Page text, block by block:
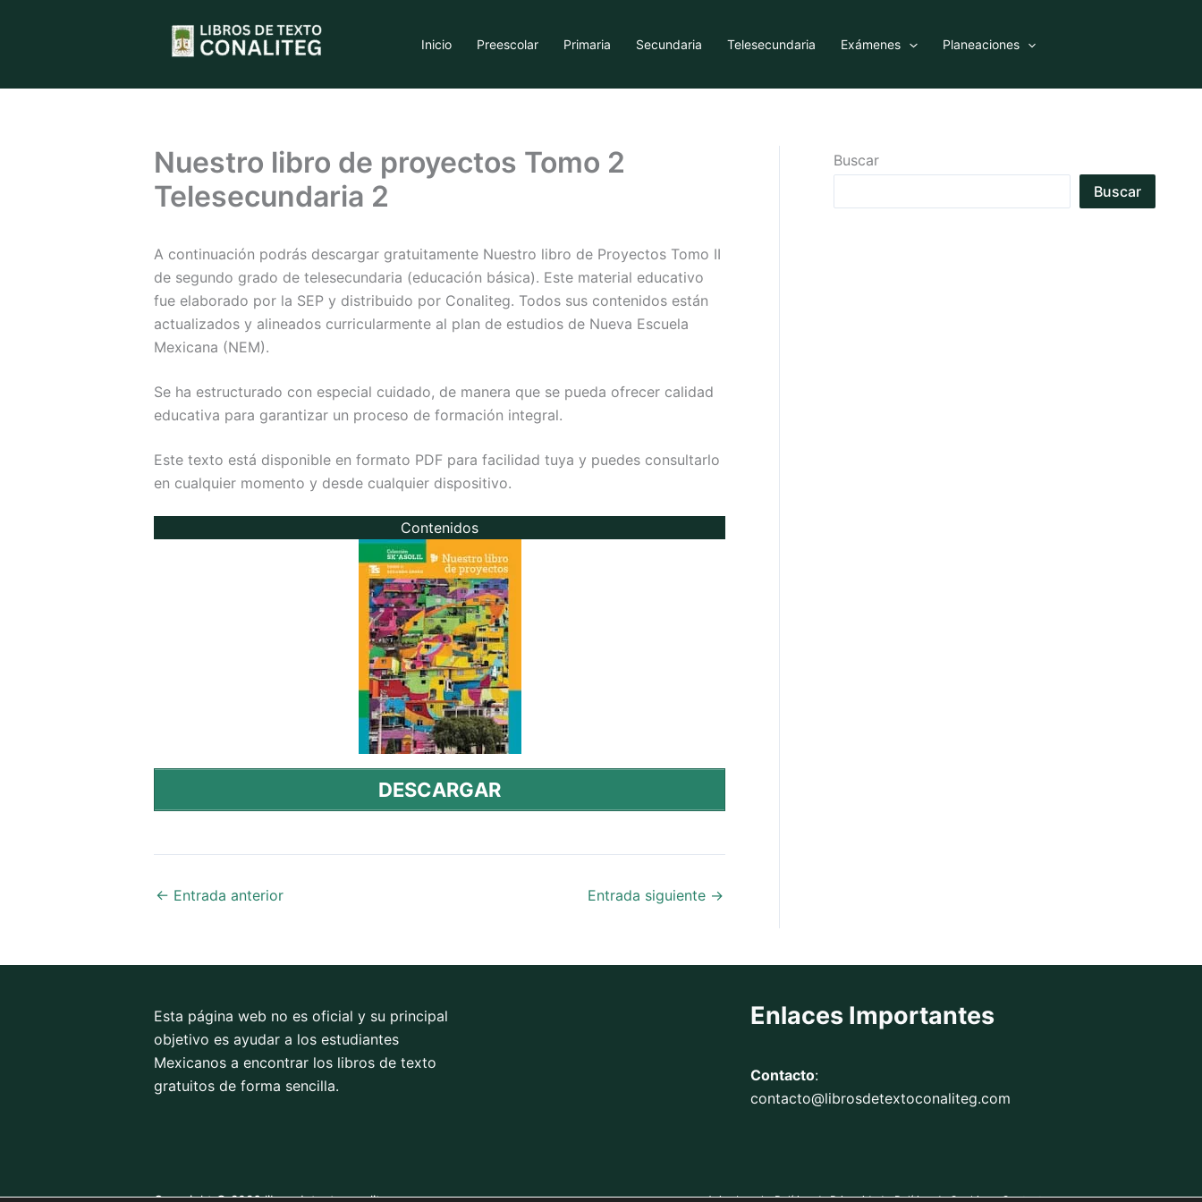
Inicio Preescolar Primaria Secundaria Telesecundaria Exámenes Planeaciones
Nuestro libro de proyectos Tomo 2
Telesecundaria 2
A continuación podrás descargar gratuitamente Nuestro libro de Proyectos Tomo II
de segundo grado de telesecundaria (educación básica). Este material educativo
fue elaborado por la SEP y distribuido por Conaliteg. Todos sus contenidos están
actualizados y alineados curricularmente al plan de estudios de Nueva Escuela
Mexicana (NEM).
Se ha estructurado con especial cuidado, de manera que se pueda ofrecer calidad
educativa para garantizar un proceso de formación integral.
Este texto está disponible en formato PDF para facilidad tuya y puedes consultarlo
en cualquier momento y desde cualquier dispositivo.
Contenidos
DESCARGAR
← Entrada anterior Entrada siguiente →
Buscar
Buscar
Esta página web no es oficial y su principal
objetivo es ayudar a los estudiantes
Mexicanos a encontrar los libros de texto
gratuitos de forma sencilla.
Enlaces Importantes
Contacto:
contacto@librosdetextoconaliteg.com